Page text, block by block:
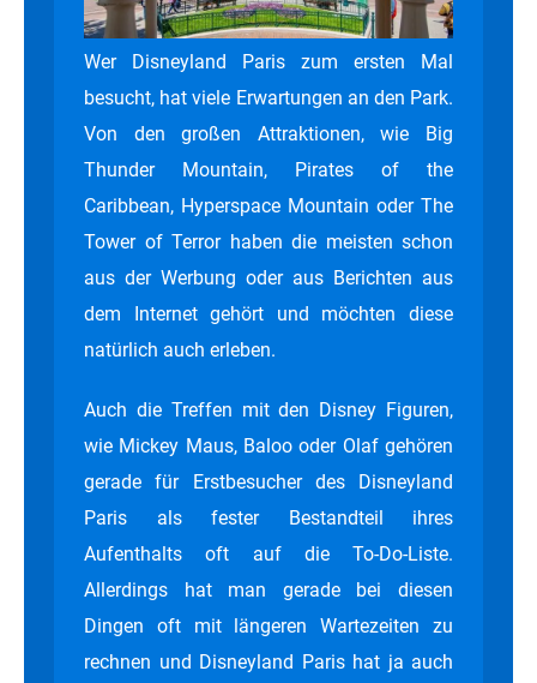
Wer Disneyland Paris zum ersten Mal
besucht, hat viele Erwartungen an den Park.
Von den großen Attraktionen, wie Big
Thunder Mountain, Pirates of the
Caribbean, Hyperspace Mountain oder The
Tower of Terror haben die meisten schon
aus der Werbung oder aus Berichten aus
dem Internet gehört und möchten diese
natürlich auch erleben.
Auch die Treffen mit den Disney Figuren,
wie Mickey Maus, Baloo oder Olaf gehören
gerade für Erstbesucher des Disneyland
Paris als fester Bestandteil ihres
Aufenthalts oft auf die To-Do-Liste.
Allerdings hat man gerade bei diesen
Dingen oft mit längeren Wartezeiten zu
rechnen und Disneyland Paris hat ja auch